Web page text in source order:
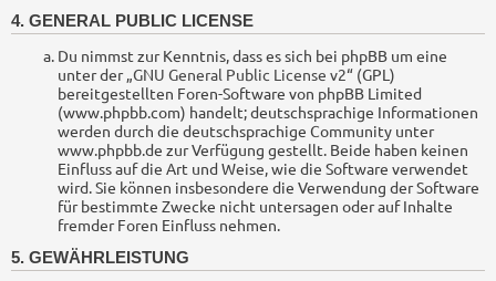
4. GENERAL PUBLIC LICENSE
Du nimmst zur Kenntnis, dass es sich bei phpBB um eine
unter der „GNU General Public License v2“ (GPL)
bereitgestellten Foren-Software von phpBB Limited
(www.phpbb.com) handelt; deutschsprachige Informationen
werden durch die deutschsprachige Community unter
www.phpbb.de zur Verfügung gestellt. Beide haben keinen
Einfluss auf die Art und Weise, wie die Software verwendet
wird. Sie können insbesondere die Verwendung der Software
für bestimmte Zwecke nicht untersagen oder auf Inhalte
fremder Foren Einfluss nehmen.
5. GEWÄHRLEISTUNG